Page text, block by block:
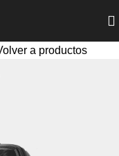
a productos